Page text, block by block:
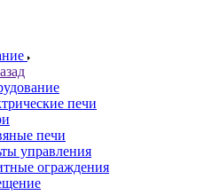
печи
печи
управления
ограждения